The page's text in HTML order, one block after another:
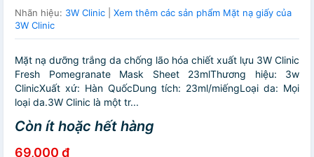
Nhãn hiệu: 3W Clinic
Xem thêm các sản phẩm Mặt nạ giấy của
3W Clinic
Mặt nạ dưỡng trắng da chống lão hóa chiết xuất lựu 3W Clinic
Fresh Pomegranate Mask Sheet 23mlThương hiệu: 3w
ClinicXuất xứ: Hàn QuốcDung tích: 23ml/miếngLoại da: Mọi
loại da.3W Clinic là một tr...
Còn ít hoặc hết hàng
69,000 đ